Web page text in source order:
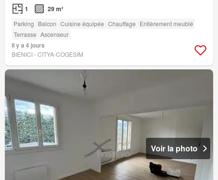
1 29 m²
Parking Balcon Cuisine équipée Chauffage Entièrement meublé
Terrasse Ascenseur
Il y a 4 jours
BIENICI - CITYA-COGESIM
Voir la photo